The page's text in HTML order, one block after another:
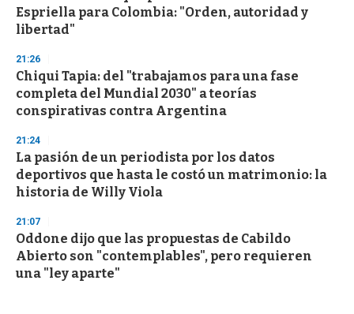
Espriella para Colombia: "Orden, autoridad y
libertad"
21:26
Chiqui Tapia: del "trabajamos para una fase
completa del Mundial 2030" a teorías
conspirativas contra Argentina
21:24
La pasión de un periodista por los datos
deportivos que hasta le costó un matrimonio: la
historia de Willy Viola
21:07
Oddone dijo que las propuestas de Cabildo
Abierto son "contemplables", pero requieren
una "ley aparte"